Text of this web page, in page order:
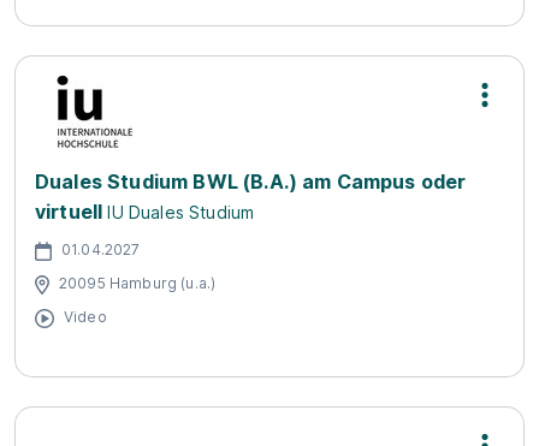
Duales Studium BWL (B.A.) am Campus oder
virtuell IU Duales Studium
01.04.2027
20095 Hamburg (u.a.)
Video